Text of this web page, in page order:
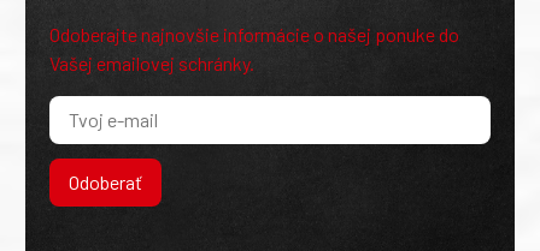
Odoberajte najnovšie informácie o našej ponuke do
Vašej emailovej schránky.
Odoberať